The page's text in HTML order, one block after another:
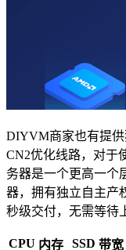
DIYVM商家也有提
CN2优化线路，对于
务器是一个更高一个
器，拥有独立自主产
秒级交付，无需等待
CPU 内存 SSD 带宽